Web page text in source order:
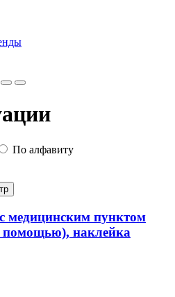
По алфавиту
медицинским пунктом
помощью), наклейка